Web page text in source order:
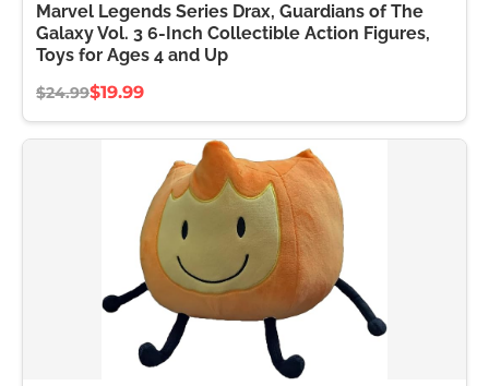
Marvel Legends Series Drax, Guardians of The
Galaxy Vol. 3 6-Inch Collectible Action Figures,
Toys for Ages 4 and Up
$24.99$19.99